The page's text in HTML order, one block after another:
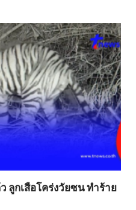
ลูกเสือโคร่งวัยซน ทำร้าย